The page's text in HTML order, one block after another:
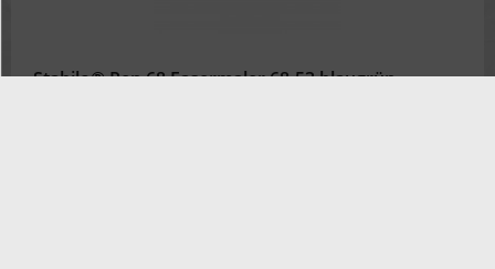
Stabilo® Pen 68 Fasermaler 68-53 blaugrün